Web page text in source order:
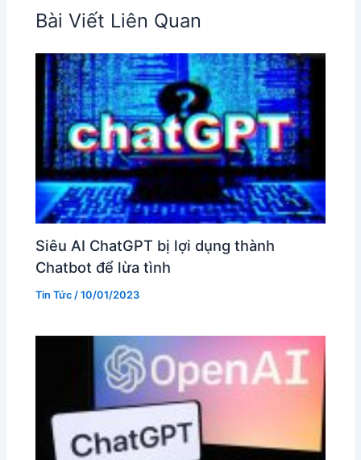
Bài Viết Liên Quan
Siêu AI ChatGPT bị lợi dụng thành
Chatbot để lừa tình
Tin Tức /10/01/2023